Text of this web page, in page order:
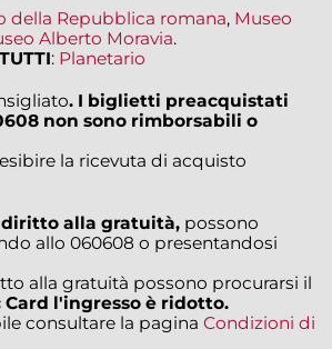
della Repubblica romana, Museo
Alberto Moravia.
: Planetario
. I biglietti preacquistati
non sono rimborsabili o
la ricevuta di acquisto
alla gratuità, possono
allo 060608 o presentandosi
alla gratuità possono procurarsi il
Card l'ingresso è ridotto.
consultare la pagina Condizioni di